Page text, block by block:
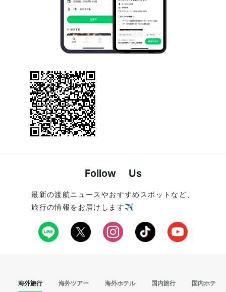
Follow Us
最新の渡航ニュースやおすすめスポットなど、
旅行の情報をお届けします✈️
海外旅行 海外ツアー 海外ホテル 国内旅行 国内ホテル